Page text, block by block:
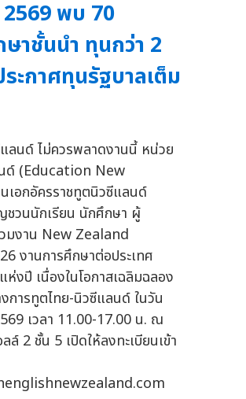
พบ 70
าชั้นนำ ทุนกว่า 2
ะกาศทุนรัฐบาลเต็ม
ลนด์ ไม่ควรพลาดงานนี้ หน่วย
ด์ (Education New
เอกอัครราชทูตนิวซีแลนด์
ญชวนนักเรียน นักศึกษา ผู้
มงาน New Zealand
งานการศึกษาต่อประเทศ
งปี เนื่องในโอกาสเฉลิมฉลอง
การทูตไทย-นิวซีแลนด์ ในวัน
เวลา 11.00-17.00 น. ณ
2 ชั้น 5 เปิดให้ลงทะเบียนเข้า